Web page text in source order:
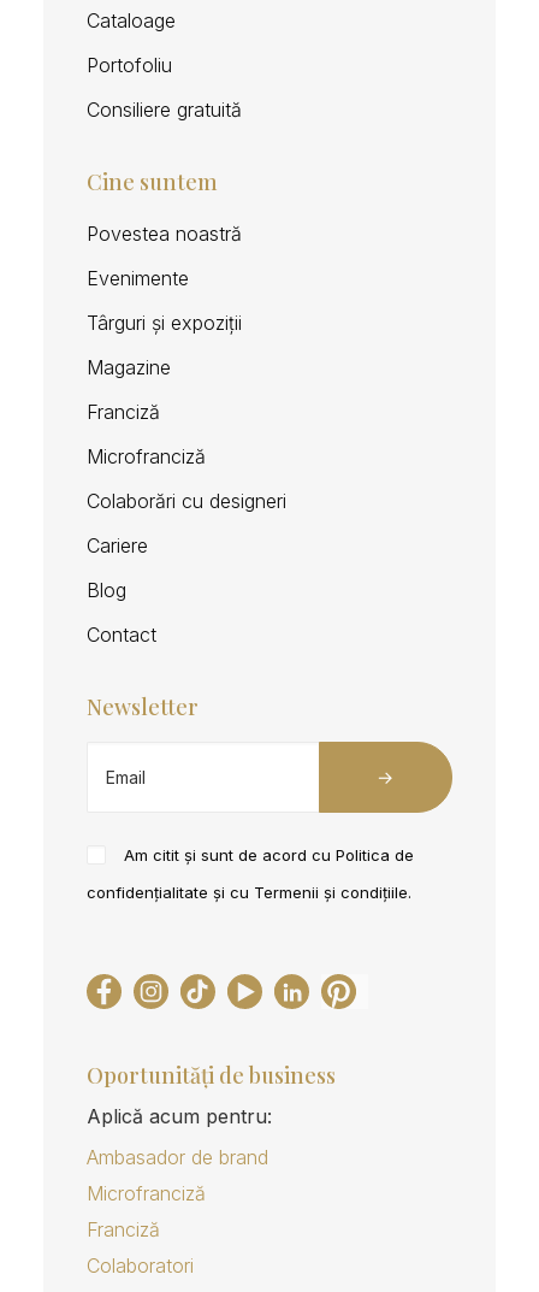
Cataloage
Portofoliu
Consiliere gratuită
Cine suntem
Povestea noastră
Evenimente
Târguri și expoziții
Magazine
Franciză
Microfranciză
Colaborări cu designeri
Cariere
Blog
Contact
Newsletter
Am citit și sunt de acord cuPolitica de
confidențialitate și cu Termenii și condițiile.
Oportunități de business
Aplică acum pentru:
Ambasador de brand
Microfranciză
Franciză
Colaboratori